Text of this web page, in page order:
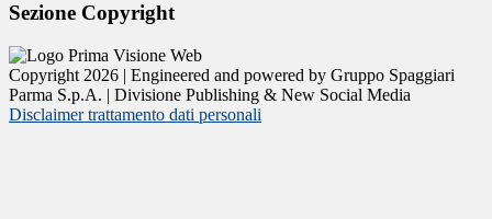
Sezione Copyright
Copyright 2026 | Engineered and powered by Gruppo Spaggiari
Parma S.p.A. | Divisione Publishing & New Social Media
Disclaimer trattamento dati personali